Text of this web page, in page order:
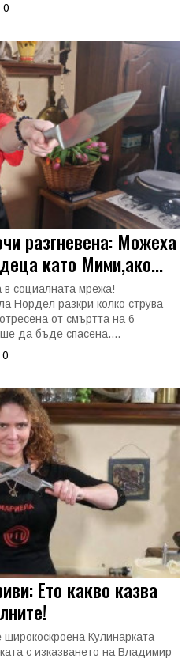
0
разгневена: Можеха
като Мими,ако...
социалната мрежа!
Нордел разкри колко струва
от смъртта на 6-
да бъде спасена....
0
Ето какво казва
Кулинарката
с изказването на Владимир